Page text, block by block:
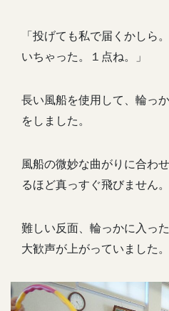
「投げても私で届くかしら
いちゃった。１点ね。」
長い風船を使用して、輪っ
をしました。
風船の微妙な曲がりに合わ
るほど真っすぐ飛びません。
難しい反面、輪っかに入っ
大歓声が上がっていました。